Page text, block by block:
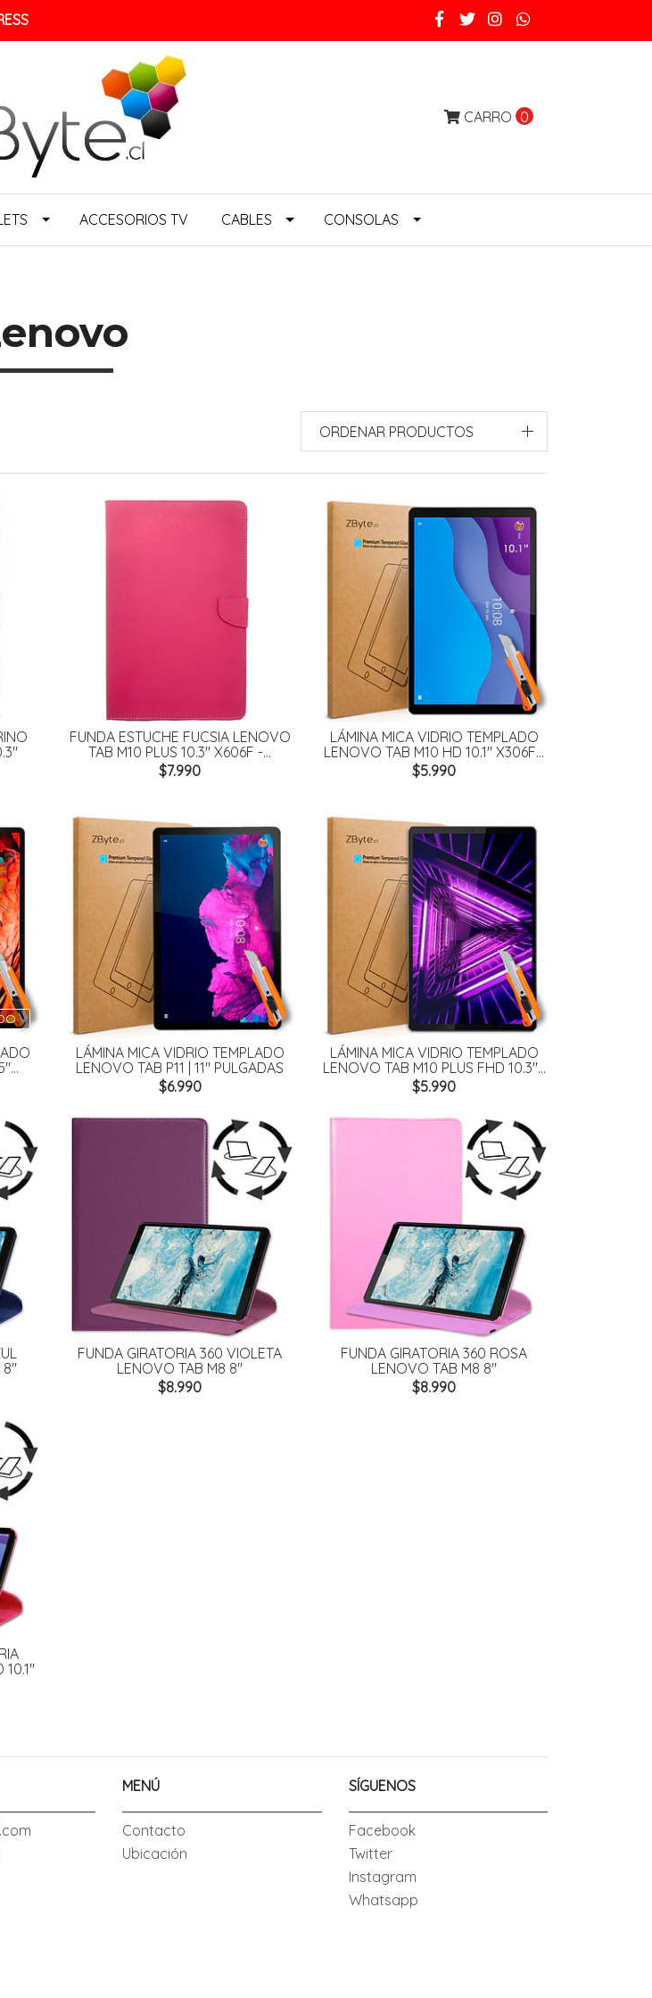
CARRO 0
ACCESORIOS TV CABLES CONSOLAS
ORDENAR PRODUCTOS
FUNDA ESTUCHE FUCSIA LENOVO
TAB M10 PLUS 10.3" X606F -...
$7.990
LÁMINA MICA VIDRIO TEMPLADO
LENOVO TAB M10 HD 10.1" X306F...
$5.990
LÁMINA MICA VIDRIO TEMPLADO
LENOVO TAB P11 | 11" PULGADAS
$6.990
LÁMINA MICA VIDRIO TEMPLADO
LENOVO TAB M10 PLUS FHD 10.3"...
$5.990
8"
FUNDA GIRATORIA 360 VIOLETA
LENOVO TAB M8 8"
$8.990
FUNDA GIRATORIA 360 ROSA
LENOVO TAB M8 8"
$8.990
10.1"
MENÚ
Contacto
Ubicación
SÍGUENOS
Facebook
Twitter
Instagram
Whatsapp